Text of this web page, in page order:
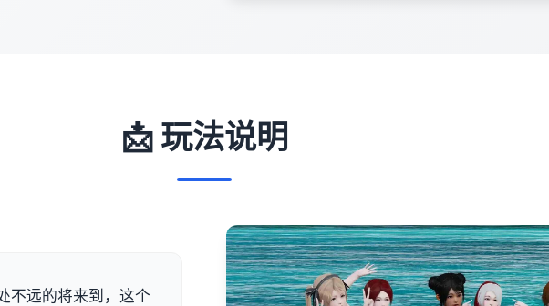
📩 玩法说明
不远的将来到，这个